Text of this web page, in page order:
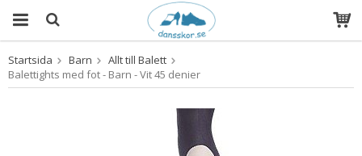
Produkten har blivit tillagd i varukorgen
Startsida Barn
Allt till Balett
Balettights med fot - Barn - Vit 45 denier